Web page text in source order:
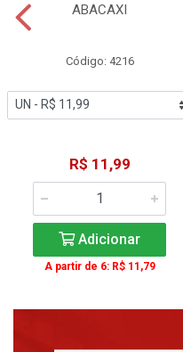
ABACAXI
Código: 4216
R$ 11,99
Adicionar
A partir de 6: R$ 11,79